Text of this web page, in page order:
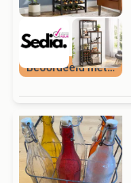
Beoordeeld met 9+